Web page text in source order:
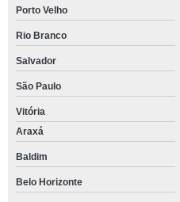
Porto Velho
Rio Branco
Salvador
São Paulo
Vitória
Araxá
Baldim
Belo Horizonte